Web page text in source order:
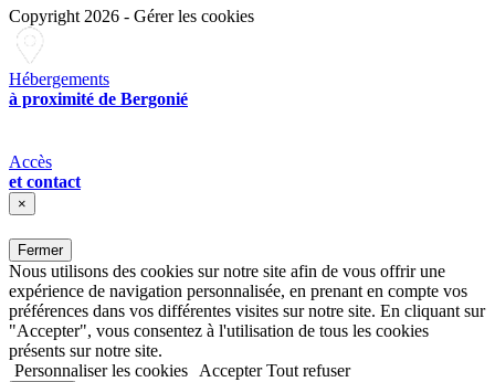
Copyright 2026 - Gérer les cookies
Hébergements
à proximité de Bergonié
Accès
et contact
×
Fermer
Nous utilisons des cookies sur notre site afin de vous offrir une
expérience de navigation personnalisée, en prenant en compte vos
préférences dans vos différentes visites sur notre site. En cliquant sur
"Accepter", vous consentez à l'utilisation de tous les cookies
présents sur notre site.
Personnaliser les cookies
Accepter Tout refuser